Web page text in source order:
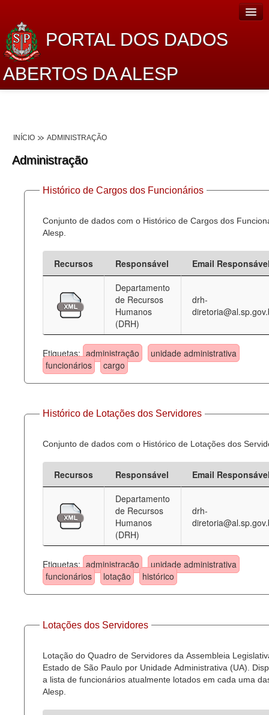
PORTAL DOS DADOS
ABERTOS DA ALESP
Dados Abertos Alesp
Lei de Acesso à Informação
Dados Governamentais Abertos
Planejamento
Catálogo de dados
Processo Legislativo
Administração
Legislação
Agenda
Perguntas frequentes
Contato
INÍCIO ADMINISTRAÇÃO
Administração
Histórico de Cargos dos Funcionários
Conjunto de dados com o Histórico de Cargos dos
Alesp.
Recursos Responsável
Email
Departamento
de Recursos
Humanos
(DRH)
drh-
Etiquetas: administração
unidade administrativa
funcionários
cargo
Histórico de Lotações dos Servidores
Conjunto de dados com o Histórico de Lotações dos
Recursos Responsável
Email
Departamento
de Recursos
Humanos
(DRH)
drh-
Etiquetas: administração
unidade administrativa
funcionários
lotação histórico
Lotações dos Servidores
Lotação do Quadro de Servidores da Assembleia
Estado de São Paulo por Unidade Administrativa (UA).
a lista de funcionários atualmente lotados em cada uma
Alesp.